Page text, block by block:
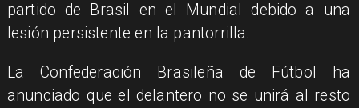
partido de Brasil en el Mundial debido a una
lesión persistente en la pantorrilla.
La Confederación Brasileña de Fútbol ha
anunciado que el delantero no se unirá al resto